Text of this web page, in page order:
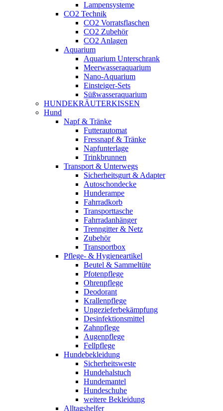
Lampensysteme
CO2 Technik
CO2 Vorratsflaschen
CO2 Zubehör
CO2 Anlagen
Aquarium
Aquarium Unterschrank
Meerwasseraquarium
Nano-Aquarium
Einsteiger-Sets
Süßwasseraquarium
HUNDEKRÄUTERKISSEN
Hund
Napf & Tränke
Futterautomat
Fressnapf & Tränke
Napfunterlage
Trinkbrunnen
Transport & Unterwegs
Sicherheitsgurt & Adapter
Autoschondecke
Hunderampe
Fahrradkorb
Transporttasche
Fahrradanhänger
Trenngitter & Netz
Zubehör
Transportbox
Pflege- & Hygieneartikel
Beutel & Sammeltüte
Pfotenpflege
Ohrenpflege
Deodorant
Krallenpflege
Ungezieferbekämpfung
Desinfektionsmittel
Zahnpflege
Augenpflege
Fellpflege
Hundebekleidung
Sicherheitsweste
Hundehalstuch
Hundemantel
Hundeschuhe
weitere Bekleidung
Alltagshelfer